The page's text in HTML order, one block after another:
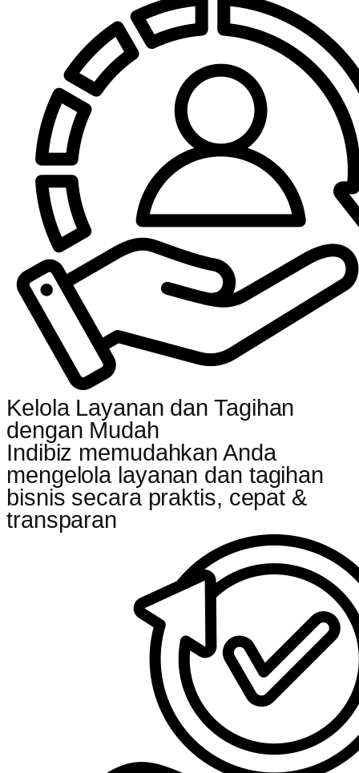
Kelola Layanan dan Tagihan
dengan Mudah
Indibiz memudahkan Anda
mengelola layanan dan tagihan
bisnis secara praktis, cepat &
transparan